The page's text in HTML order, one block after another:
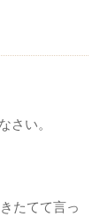
さい。
たてて言っ